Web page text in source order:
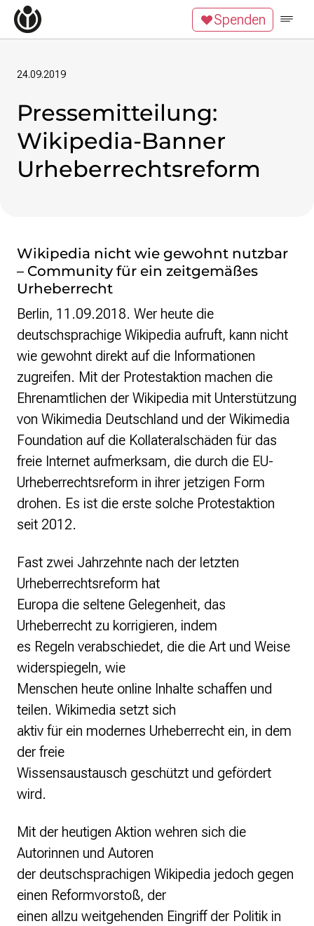
Zum Inhalt überspringen
Wikipedia unterstützen
Spenden
Mitmachen
News
Blog
Veranstaltungen
Publikationen
Tech Snacks
Offene Bildung
Freie Inhalte
Wissensgerechtigkeit
Politische Positionen
Digitale Bildung
Open Data in Politik und Verwaltung
Offene digitale Infrastrukturen
Europäische und internationale Digitalpolitik
Offenes Kulturerbe
Projekte
Featured
Wikipedia
Wikidata
Wikimedia Commons
Bündnis Freie Bildung
Bündnis F5
GLAM – Kultur- und Gedächtnisinstitutionen
Lizenzhinweisgenerator
Monsters of Law
Offene Kulturdaten
Projekt Technische Wünsche
re•shape
Wissen. Macht. Gerechtigkeit.
Zukunft D
Wikipedia-Schwesterprojekte
Wikibase
MediaWiki
Wikibooks
Wiktionary
Wikiversity
Wikivoyage
Über uns
Verein
Spenden
24.09.2019
Pressemitteilung:
Wikipedia-Banner
Urheberrechtsreform
Wikipedia nicht wie gewohnt nutzbar
– Community für ein zeitgemäßes
Urheberrecht
Berlin, 11.09.2018. Wer heute die
deutschsprachige Wikipedia aufruft, kann nicht
wie gewohnt direkt auf die Informationen
zugreifen. Mit der Protestaktion machen die
Ehrenamtlichen der Wikipedia mit Unterstützung
von Wikimedia Deutschland und der Wikimedia
Foundation auf die Kollateralschäden für das
freie Internet aufmerksam, die durch die EU-
Urheberrechtsreform in ihrer jetzigen Form
drohen. Es ist die erste solche Protestaktion
seit 2012.
Fast zwei Jahrzehnte nach der letzten
Urheberrechtsreform hat
Europa die seltene Gelegenheit, das
Urheberrecht zu korrigieren, indem
es Regeln verabschiedet, die die Art und Weise
widerspiegeln, wie
Menschen heute online Inhalte schaffen und
teilen. Wikimedia setzt sich
aktiv für ein modernes Urheberrecht ein, in dem
der freie
Wissensaustausch geschützt und gefördert
wird.
Mit der heutigen Aktion wehren sich die
Autorinnen und Autoren
der deutschsprachigen Wikipedia jedoch gegen
einen Reformvorstoß, der
einen allzu weitgehenden Eingriff der Politik in